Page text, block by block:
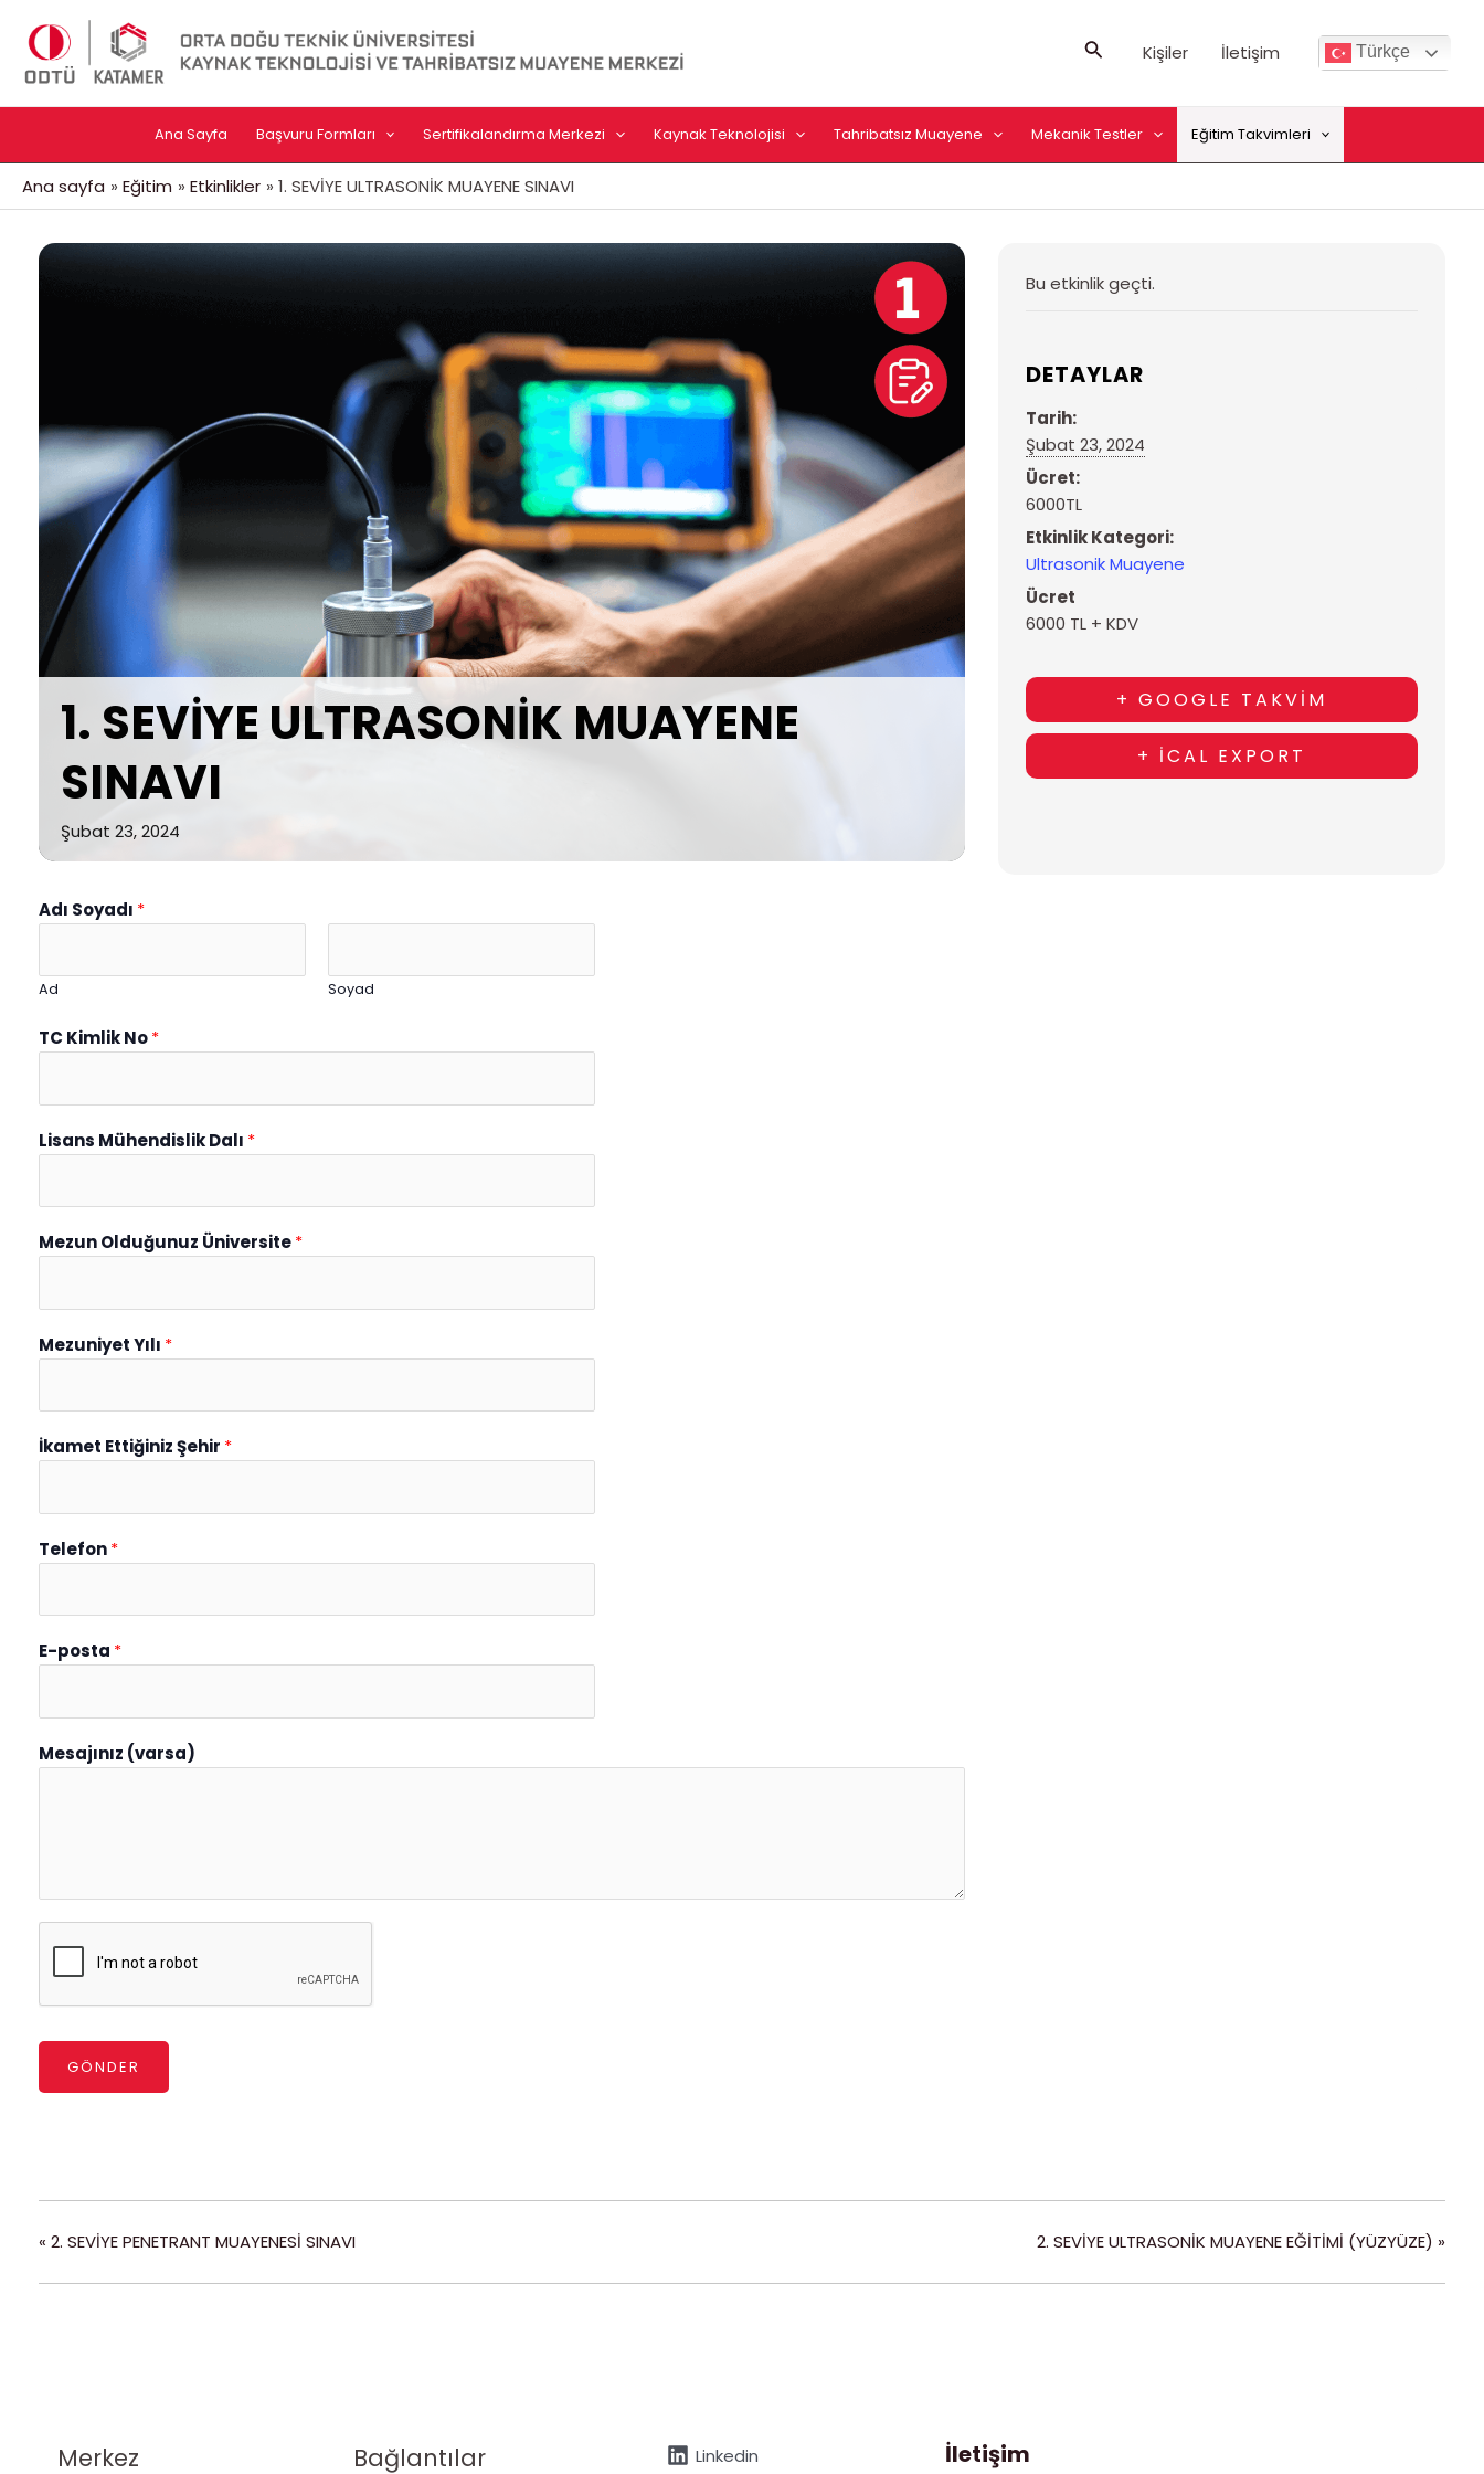
atla
AramaKişiler İletişim Türkçe
Ana Sayfa Başvuru Formları Sertifikalandırma Merkezi Kaynak Teknolojisi Tahribatsız Muayene Mekanik Testler Eğitim Takvimleri
Ana sayfa Eğitim Etkinlikler 1. SEVİYE ULTRASONİK MUAYENE SINAVI
1. SEVİYE ULTRASONİK MUAYENE
SINAVI
Şubat 23, 2024
Adı Soyadı *
Ad Soyad
TC Kimlik No*
Lisans Mühendislik Dalı *
Mezun Olduğunuz Üniversite*
Mezuniyet Yılı *
İkamet Ettiğiniz Şehir *
Telefon*
E-posta *
Mesajınız (varsa)
GÖNDER
Bu etkinlik geçti.
DETAYLAR
Tarih:
Şubat 23, 2024
Ücret:
6000TL
Etkinlik Kategori:
Ultrasonik Muayene
Ücret
6000 TL + KDV
+ GOOGLE TAKVIM
+ ICAL EXPORT
« 2. SEVİYE PENETRANT MUAYENESİ SINAVI 2. SEVİYE ULTRASONİK MUAYENE EĞİTİMİ (YÜZYÜZE) »
Merkez Bağlantılar Linkedin İletişim